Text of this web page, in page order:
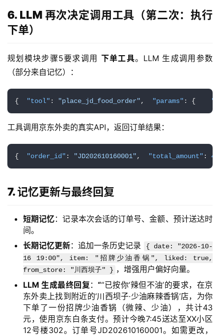
录
经
教
程
软
件
应
服
项
目
提
登录 注册
6. LLM 再次决定调用工具（第二次：执行
下单）
规划模块步骤5要求调用 下单工具。LLM 生成调用参数
（部分来自记忆）：
{ "tool" : "place_jd_food_order", "params" : {
工具调用京东外卖的真实API，返回订单结果：
{ "order_id" : "JD202610160001", "total_amount" :
7. 记忆更新与最终回复
短期记忆：记录本次会话的订单号、金额、预计送达时
间。
长期记忆更新：追加一条历史记录
{ date: "2026-10-
16 19:00", item: "招牌少油香锅", liked: true,
from_store: "川西坝子" } ，增强用户偏好向量。
LLM 生成最终回复 ：““已按你‘辣但不油’的要求，在京
东外卖上找到附近的‘川西坝子·少油麻辣香锅’店，为你
下单了一份招牌少油香锅（微辣、少油），共计43
元，使用京东白条支付。预计今晚7:45送达至XX小区
12号楼302。订单号JD202610160001。如需更改，